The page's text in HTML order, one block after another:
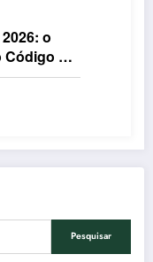
o
do
Pesquisar